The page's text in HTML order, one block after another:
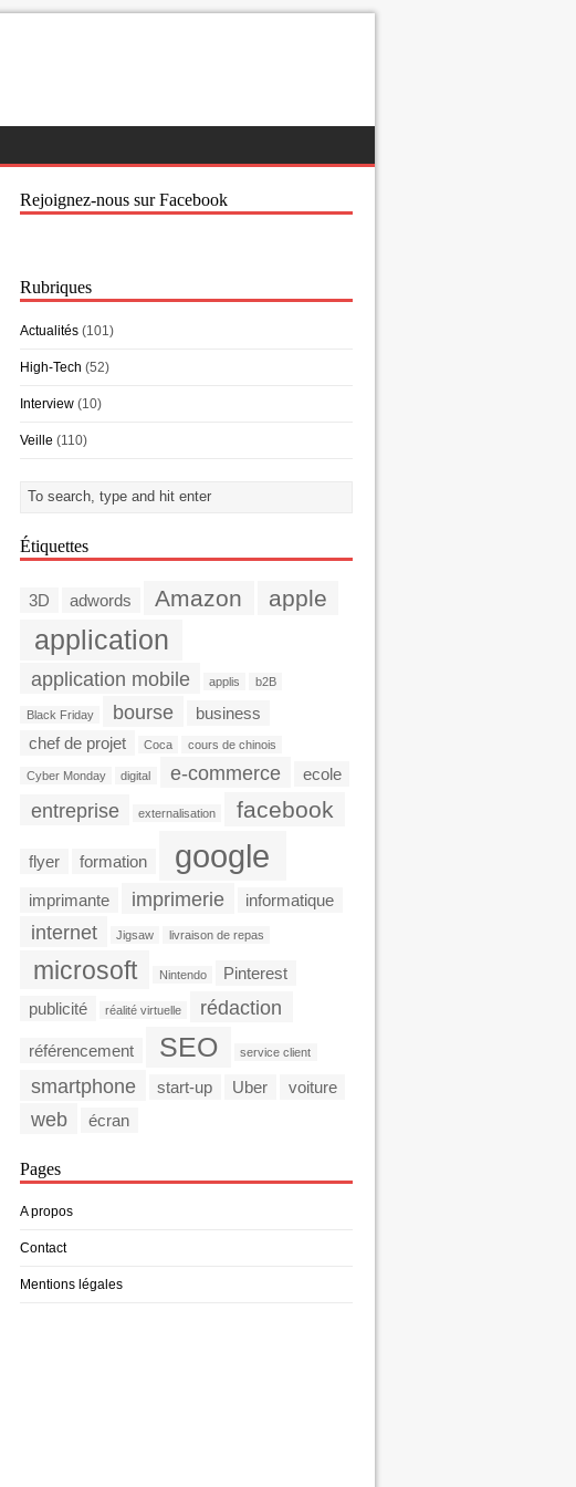
Rejoignez-nous sur Facebook
Rubriques
Actualités (101)
High-Tech (52)
Interview (10)
Veille (110)
Étiquettes
3D adwords Amazon apple
application
application mobile applis b2B
Black Friday bourse
business
chef de projet
Coca cours de chinois
Cyber Monday digital e-commerce ecole
entreprise externalisation facebook
flyer formation google
imprimante imprimerie informatique
internet Jigsaw livraison de repas
microsoft Nintendo
Pinterest
publicité
réalité virtuelle rédaction
référencement SEO service client
smartphone start-up Uber voiture
web écran
Pages
A propos
Contact
Mentions légales